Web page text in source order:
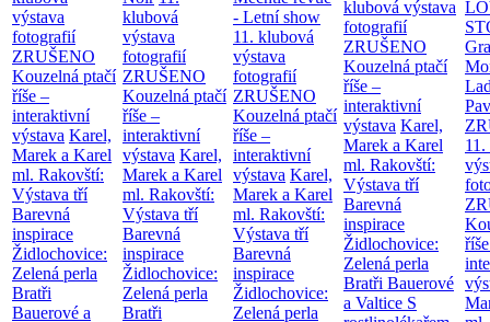
výstava
fotografií
ZRUŠENO
Kouzelná ptačí
říše –
interaktivní
výstava Karel,
Marek a Karel
ml. Rakovští:
Výstava tří
Barevná
inspirace
Židlochovice:
Zelená perla
Bratři
Bauerové a
klubová
výstava
fotografií
ZRUŠENO
Kouzelná ptačí
říše –
interaktivní
výstava Karel,
Marek a Karel
ml. Rakovští:
Výstava tří
Barevná
inspirace
Židlochovice:
Zelená perla
Bratři
- Letní show
11. klubová
výstava
fotografií
ZRUŠENO
Kouzelná ptačí
říše –
interaktivní
výstava Karel,
Marek a Karel
ml. Rakovští:
Výstava tří
Barevná
inspirace
Židlochovice:
Zelená perla
klubová výstava
fotografií
ZRUŠENO
Kouzelná ptačí
říše –
interaktivní
výstava Karel,
Marek a Karel
ml. Rakovští:
Výstava tří
Barevná
inspirace
Židlochovice:
Zelená perla
Bratři Bauerové
a Valtice S